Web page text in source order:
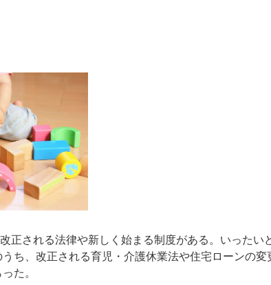
正される法律や新しく始まる制度がある。いったい
ち、改正される育児・介護休業法や住宅ローンの変
た。